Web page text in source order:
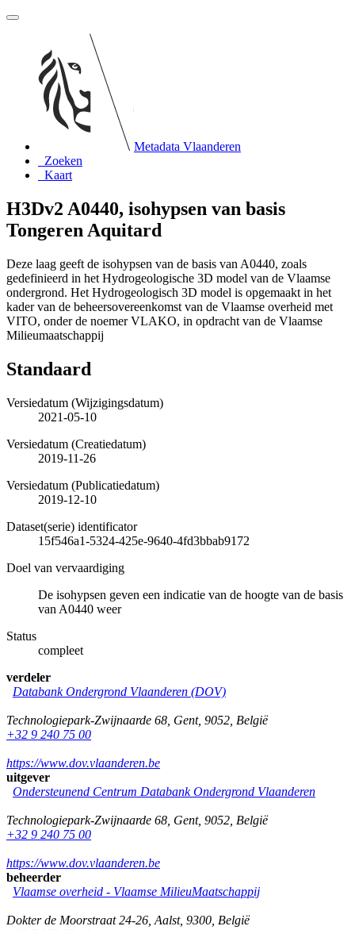
Metadata Vlaanderen
Zoeken
Kaart
H3Dv2 A0440, isohypsen van basis
Tongeren Aquitard
Deze laag geeft de isohypsen van de basis van A0440, zoals
gedefinieerd in het Hydrogeologische 3D model van de Vlaamse
ondergrond. Het Hydrogeologisch 3D model is opgemaakt in het
kader van de beheersovereenkomst van de Vlaamse overheid met
VITO, onder de noemer VLAKO, in opdracht van de Vlaamse
Milieumaatschappij
Standaard
Versiedatum (Wijzigingsdatum)
2021-05-10
Versiedatum (Creatiedatum)
2019-11-26
Versiedatum (Publicatiedatum)
2019-12-10
Dataset(serie) identificator
15f546a1-5324-425e-9640-4fd3bbab9172
Doel van vervaardiging
De isohypsen geven een indicatie van de hoogte van de basis
van A0440 weer
Status
compleet
verdeler
Databank Ondergrond Vlaanderen (DOV)
Technologiepark-Zwijnaarde 68 Gent, 9052 België
+32 9 240 75 00
https://www.dov.vlaanderen.be
uitgever
Ondersteunend Centrum Databank Ondergrond Vlaanderen
Technologiepark-Zwijnaarde 68 Gent, 9052 België
+32 9 240 75 00
https://www.dov.vlaanderen.be
beheerder
Vlaamse overheid - Vlaamse MilieuMaatschappij
Dokter de Moorstraat 24-26 Aalst, 9300 België